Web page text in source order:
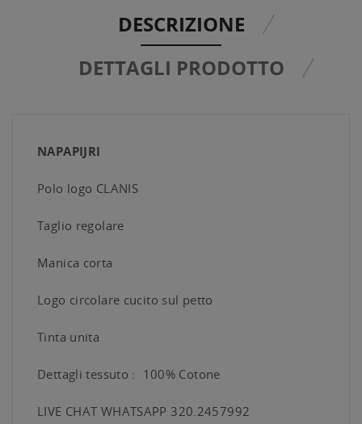
DESCRIZIONE
DETTAGLI PRODOTTO
NAPAPIJRI
Polo logo CLANIS
Taglio regolare
Manica corta
Logo circolare cucito sul petto
Tinta unita
Dettagli tessuto : 100% Cotone
LIVE CHAT WHATSAPP 320.2457992